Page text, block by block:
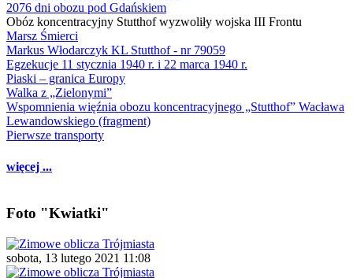
2076 dni obozu pod Gdańskiem
Obóz koncentracyjny Stutthof wyzwoliły wojska III Frontu
Marsz Śmierci
Markus Włodarczyk KL Stutthof - nr 79059
Egzekucje 11 stycznia 1940 r. i 22 marca 1940 r.
Piaski – granica Europy
Walka z „Zielonymi”
Wspomnienia więźnia obozu koncentracyjnego „Stutthof” Wacława
Lewandowskiego (fragment)
Pierwsze transporty
więcej ...
Foto "Kwiatki"
sobota, 13 lutego 2021 11:08